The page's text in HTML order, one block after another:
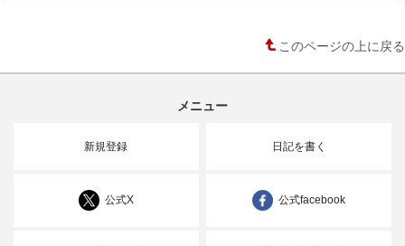
このページの上に戻る
メニュー
新規登録 日記を書く
公式X 公式facebook